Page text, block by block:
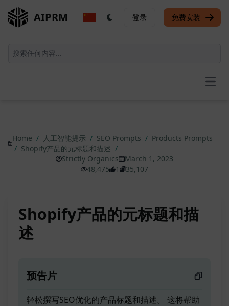
AIPRM 登录 免费安装
Home / 人工智能提示 / SEO Prompts / Products Prompts
/ Shopify产品的元标题和描述 /
Strictly Organics
March 1, 2023
48,475
1 35,107
Shopify产品的元标题和描
述
预告片
轻松撰写SEO优化的产品标题和描述。 这将帮助